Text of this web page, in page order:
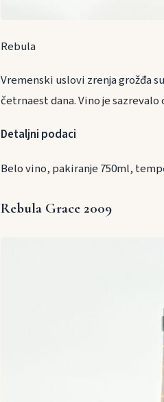
Rebula
Vremenski uslovi zrenja grožđa
četrnaest dana. Vino je
Detaljni podaci
Belo vino, pakiranje 750ml,
Rebula Grace 2009